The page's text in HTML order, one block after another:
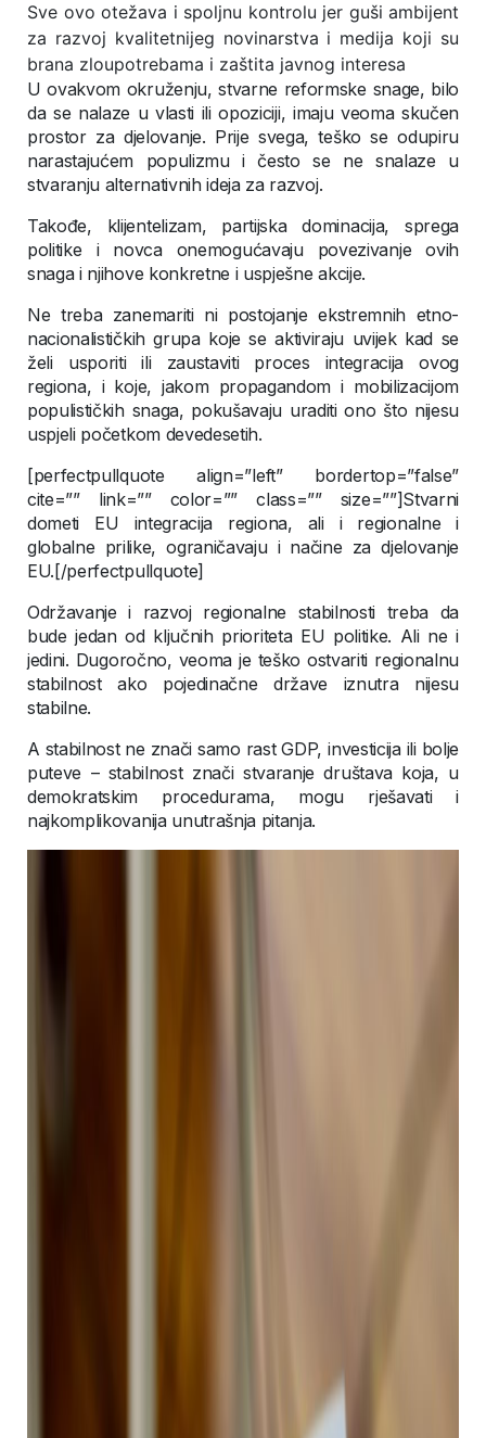
Sve ovo otežava i spoljnu kontrolu jer guši ambijent
za razvoj kvalitetnijeg novinarstva i medija koji su
brana zloupotrebama i zaštita javnog interesa
U ovakvom okruženju, stvarne reformske snage, bilo
da se nalaze u vlasti ili opoziciji, imaju veoma skučen
prostor za djelovanje. Prije svega, teško se odupiru
narastajućem populizmu i često se ne snalaze u
stvaranju alternativnih ideja za razvoj.
Takođe, klijentelizam, partijska dominacija, sprega
politike i novca onemogućavaju povezivanje ovih
snaga i njihove konkretne i uspješne akcije.
Ne treba zanemariti ni postojanje ekstremnih etno-
nacionalističkih grupa koje se aktiviraju uvijek kad se
želi usporiti ili zaustaviti proces integracija ovog
regiona, i koje, jakom propagandom i mobilizacijom
populističkih snaga, pokušavaju uraditi ono što nijesu
uspjeli početkom devedesetih.
[perfectpullquote align=”left” bordertop=”false”
cite=”” link=”” color=”” class=”” size=””]Stvarni
dometi EU integracija regiona, ali i regionalne i
globalne prilike, ograničavaju i načine za djelovanje
EU.[/perfectpullquote]
Održavanje i razvoj regionalne stabilnosti treba da
bude jedan od ključnih prioriteta EU politike. Ali ne i
jedini. Dugoročno, veoma je teško ostvariti regionalnu
stabilnost ako pojedinačne države iznutra nijesu
stabilne.
A stabilnost ne znači samo rast GDP, investicija ili bolje
puteve – stabilnost znači stvaranje društava koja, u
demokratskim procedurama, mogu rješavati i
najkomplikovanija unutrašnja pitanja.